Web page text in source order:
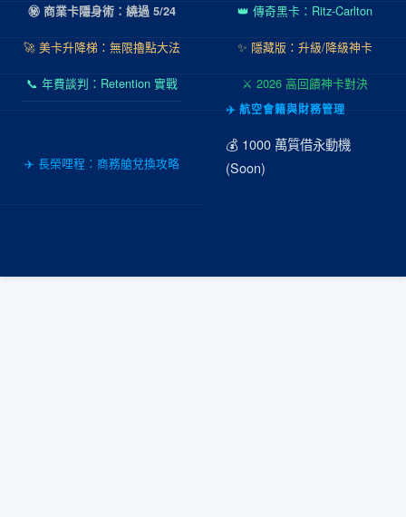
㊙️ 商業卡隱身術：繞過 5/24 👑 傳奇黑卡：Ritz-Carlton
🚀 美卡升降梯：無限擼點大法 ✨ 隱藏版：升級/降級神卡
📞 年費談判：Retention 實戰 ⚔️ 2026 高回饋神卡對決
✈️ 航空會籍與財務管理
✈️ 長榮哩程：商務艙兌換攻略
💰 1000 萬質借永動機
(Soon)